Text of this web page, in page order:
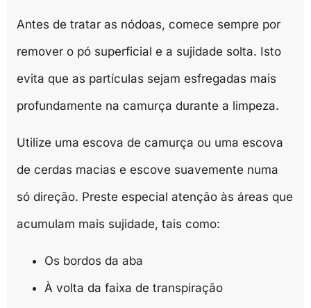
Antes de tratar as nódoas, comece sempre por
remover o pó superficial e a sujidade solta. Isto
evita que as partículas sejam esfregadas mais
profundamente na camurça durante a limpeza.
Utilize uma escova de camurça ou uma escova
de cerdas macias e escove suavemente numa
só direção. Preste especial atenção às áreas que
acumulam mais sujidade, tais como:
Os bordos da aba
À volta da faixa de transpiração